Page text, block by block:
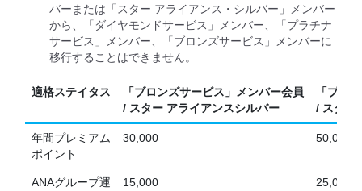
バーまたは「スター アライアンス・シルバー」メンバー
から、「ダイヤモンドサービス」メンバー、「プラチナ
サービス」メンバー、「ブロンズサービス」メンバーに
移行することはできません。
適格ステイタス
「ブロンズサービス」メンバー会員
/ スター アライアンスシルバー
「プラ
/ スター
年間プレミアム
ポイント
30,000 50,000
ANAグループ運
15,000 25,000